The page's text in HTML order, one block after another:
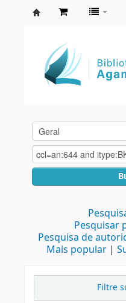
Agamenon
Magalhães
Pesquisar
Pesquisa de
Mais popular
Filtre